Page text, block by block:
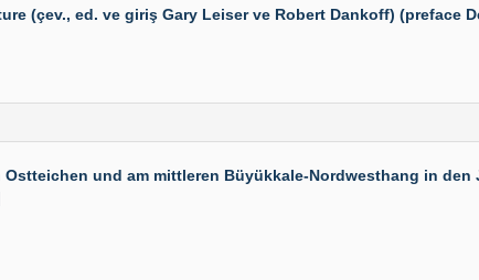
(çev., ed. ve giriş Gary Leiser ve Robert Dankoff) (preface
und am mittleren Büyükkale-Nordwesthang in den